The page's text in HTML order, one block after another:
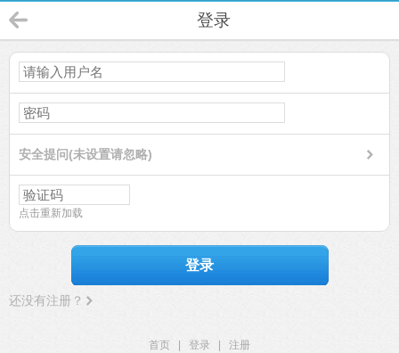
登录
安全提问(未设置请忽略)
点击重新加载
登录
还没有注册？
首页 登录
注册